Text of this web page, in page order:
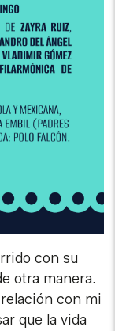
con su
otra manera.
con mi
que la vida